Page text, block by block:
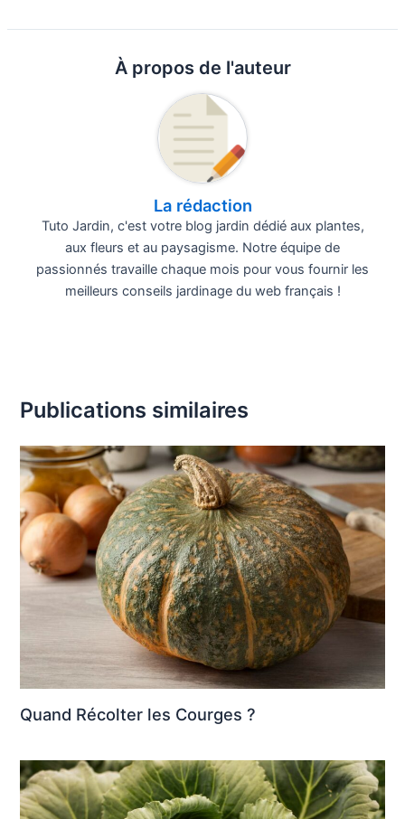
À propos de l'auteur
La rédaction
Tuto Jardin, c'est votre blog jardin dédié aux plantes,
aux fleurs et au paysagisme. Notre équipe de
passionnés travaille chaque mois pour vous fournir les
meilleurs conseils jardinage du web français !
Publications similaires
Quand Récolter les Courges ?